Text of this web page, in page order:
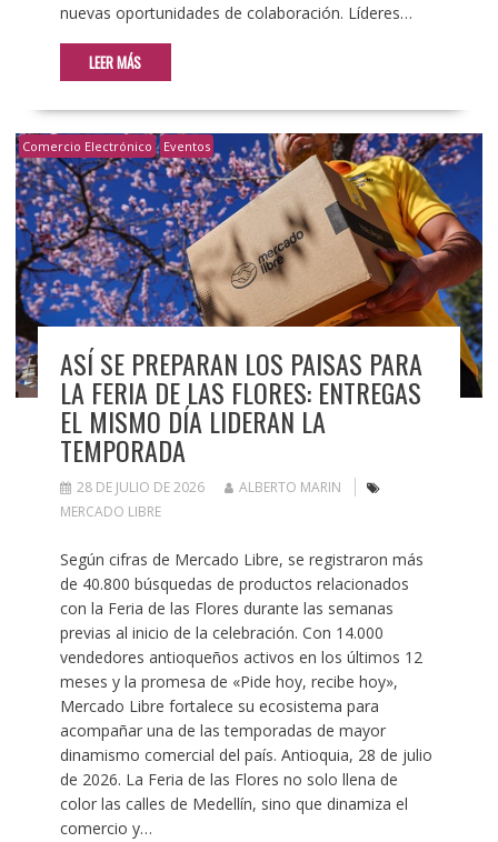
nuevas oportunidades de colaboración. Líderes…
LEER MÁS
Comercio Electrónico Eventos
ASÍ SE PREPARAN LOS PAISAS PARA
LA FERIA DE LAS FLORES: ENTREGAS
EL MISMO DÍA LIDERAN LA
TEMPORADA
28 DE JULIO DE 2026
ALBERTO MARIN
MERCADO LIBRE
Según cifras de Mercado Libre, se registraron más
de 40.800 búsquedas de productos relacionados
con la Feria de las Flores durante las semanas
previas al inicio de la celebración. Con 14.000
vendedores antioqueños activos en los últimos 12
meses y la promesa de «Pide hoy, recibe hoy»,
Mercado Libre fortalece su ecosistema para
acompañar una de las temporadas de mayor
dinamismo comercial del país. Antioquia, 28 de julio
de 2026. La Feria de las Flores no solo llena de
color las calles de Medellín, sino que dinamiza el
comercio y…